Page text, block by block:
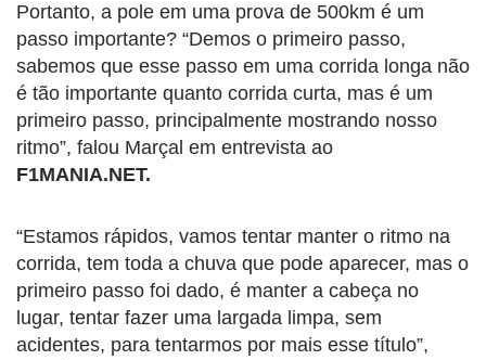
Portanto, a pole em uma prova de 500km é um
passo importante? “Demos o primeiro passo,
sabemos que esse passo em uma corrida longa não
é tão importante quanto corrida curta, mas é um
primeiro passo, principalmente mostrando nosso
ritmo”, falou Marçal em entrevista ao
F1MANIA.NET.
“Estamos rápidos, vamos tentar manter o ritmo na
corrida, tem toda a chuva que pode aparecer, mas o
primeiro passo foi dado, é manter a cabeça no
lugar, tentar fazer uma largada limpa, sem
acidentes, para tentarmos por mais esse título”,